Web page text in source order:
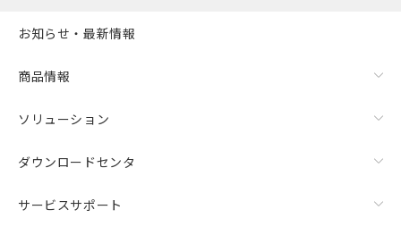
お知らせ・最新情報
商品情報
ソリューション
ダウンロードセンタ
サービスサポート